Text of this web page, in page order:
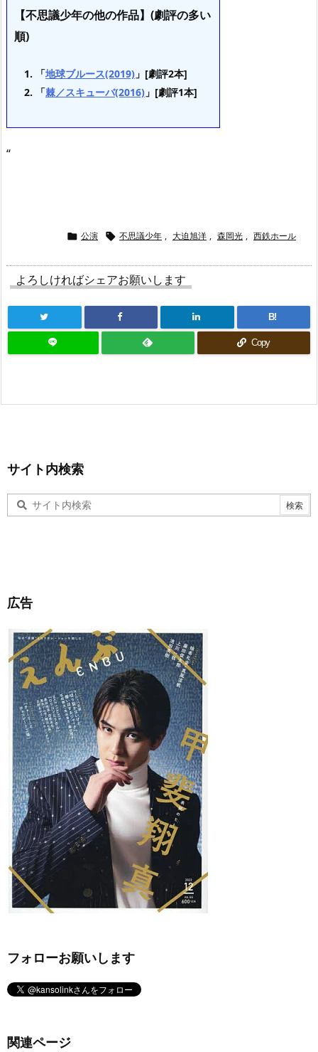
【不思議少年の他の作品】(劇評の多い
順)
「地球ブルース(2019) 」[劇評2本]
「棘／スキューバ(2016) 」[劇評1本]
“
 公演  不思議少年 , 大迫旭洋 , 森岡光 , 西鉄ホール
よろしければシェアお願いします
B!
Copy
サイト内検索
広告
フォローお願いします
関連ページ